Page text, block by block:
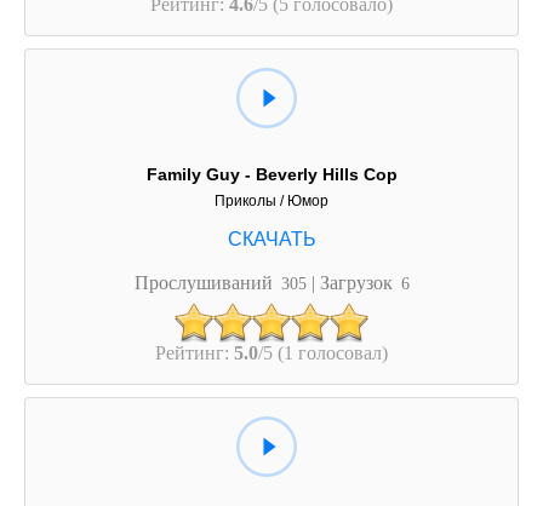
Рейтинг: 4.6/5 (5 голосовало)
Family Guy - Beverly Hills Cop
Приколы / Юмор
Прослушиваний 305 | Загрузок 6
Рейтинг: 5.0/5 (1 голосовал)